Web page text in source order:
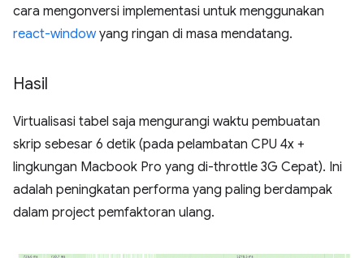
cara mengonversi implementasi untuk menggunakan
react-windowyang ringan di masa mendatang.
Hasil
Virtualisasi tabel saja mengurangi waktu pembuatan
skrip sebesar 6 detik (pada pelambatan CPU 4x +
lingkungan Macbook Pro yang di-throttle 3G Cepat). Ini
adalah peningkatan performa yang paling berdampak
dalam project pemfaktoran ulang.